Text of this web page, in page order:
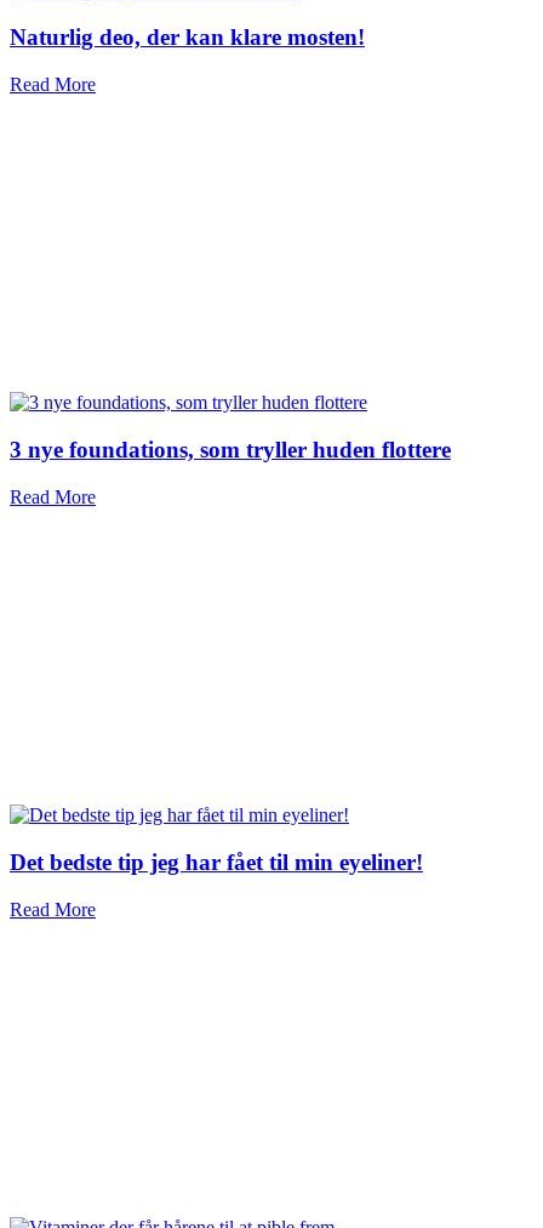
Naturlig deo, der kan klare mosten!
Read More
3 nye foundations, som tryller huden flottere
Read More
Det bedste tip jeg har fået til min eyeliner!
Read More